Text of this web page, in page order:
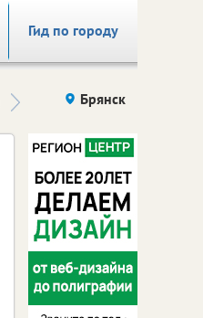
Гид по городу
Происшествия Здоровье
Брянск